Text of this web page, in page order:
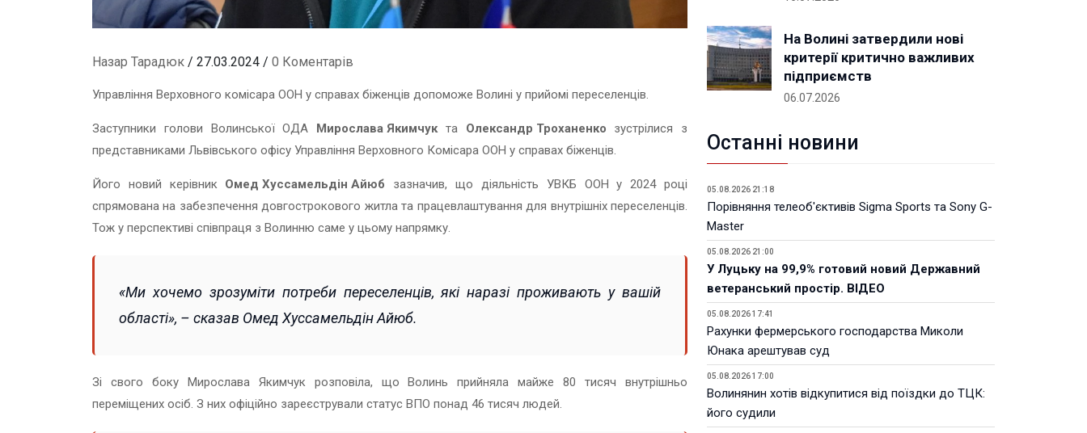
Назар Тарадюк / 27.03.2024 / 0 Коментарів
Управління Верховного комісара ООН у справах біженців допоможе Волині у прийомі переселенців.
Заступники голови Волинської ОДА Мирослава Якимчукта Олександр Троханенко зустрілися з
представниками Львівського офісу Управління Верховного Комісара ООН у справах біженців.
Його новий керівник Омед Хуссамельдін Айюб зазначив, що діяльність УВКБ ООН у 2024 році
спрямована на забезпечення довгострокового житла та працевлаштування для внутрішніх переселенців.
Тож у перспективі співпраця з Волинню саме у цьому напрямку.
«Ми хочемо зрозуміти потреби переселенців, які наразі проживають у вашій
області», – сказав Омед Хуссамельдін Айюб.
Зі свого боку Мирослава Якимчук розповіла, що Волинь прийняла майже 80 тисяч внутрішньо
переміщених осіб. З них офіційно зареєстрували статус ВПО понад 46 тисяч людей.
На Волині затвердили нові
критерії критично важливих
підприємств
06.07.2026
Останні новини
05.08.2026 21:18
Порівняння телеоб'єктивів Sigma Sports та Sony G-
Master
05.08.2026 21:00
У Луцьку на 99,9% готовий новий Державний
ветеранський простір. ВІДЕО
05.08.2026 17:41
Рахунки фермерського господарства Миколи
Юнака арештував суд
05.08.2026 17:00
Волинянин хотів відкупитися від поїздки до ТЦК:
його судили